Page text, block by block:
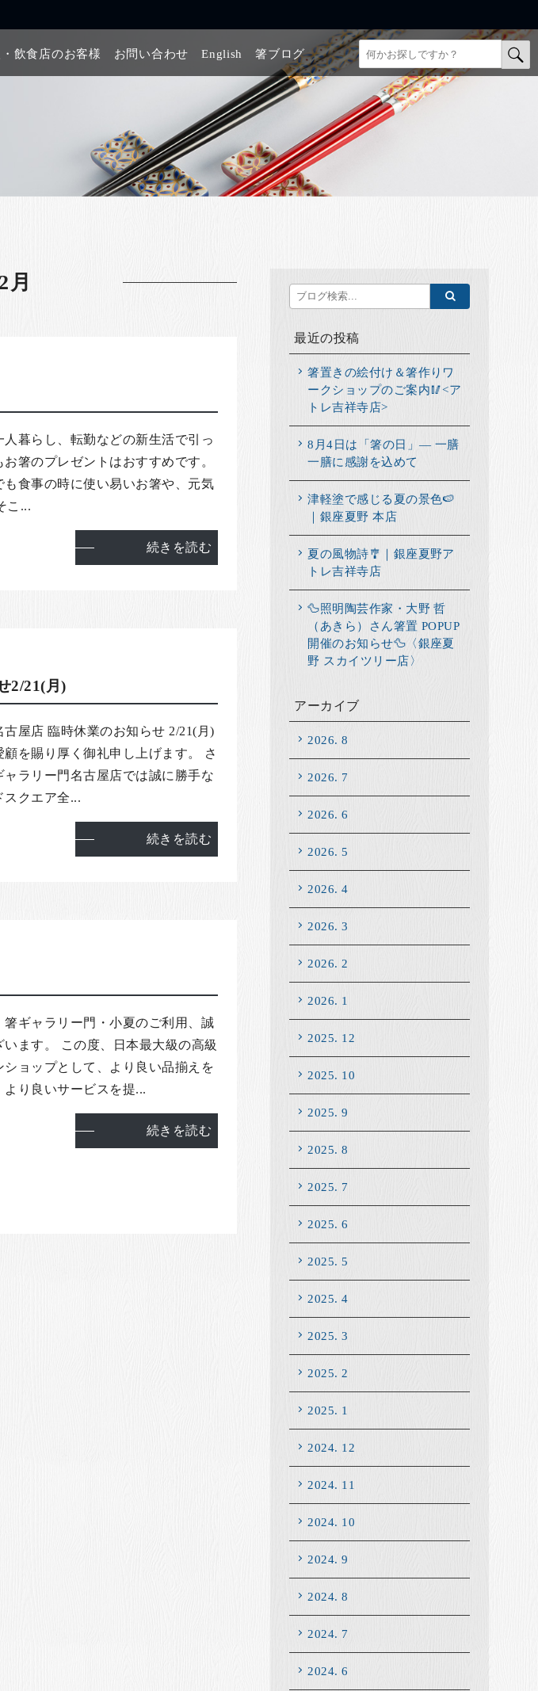
飲食店のお客様 お問い合わせ English 箸ブログ
月
人暮らし、転勤などの新生活で引っ
箸のプレゼントはおすすめです。
も食事の時に使い易いお箸や、元気
こ...
続きを読む
2/21(月)
古屋店 臨時休業のお知らせ 2/21(月)
を賜り厚く御礼申し上げます。 さ
ャラリー門名古屋店では誠に勝手な
スクエア全...
続きを読む
箸ギャラリー門・小夏のご利用、誠
います。 この度、日本最大級の高級
ショップとして、より良い品揃えを
より良いサービスを提...
続きを読む
最近の投稿
箸置きの絵付け＆箸作りワ
ークショップのご案内🥢<ア
トレ吉祥寺店>
8月4日は「箸の日」― 一膳
一膳に感謝を込めて
津軽塗で感じる夏の景色🍉
｜銀座夏野 本店
夏の風物詩🎐｜銀座夏野ア
トレ吉祥寺店
🦆照明陶芸作家・大野 哲
（あきら）さん箸置 POPUP
開催のお知らせ🦆〈銀座夏
野 スカイツリー店〉
アーカイブ
2026. 8
2026. 7
2026. 6
2026. 5
2026. 4
2026. 3
2026. 2
2026. 1
2025. 12
2025. 10
2025. 9
2025. 8
2025. 7
2025. 6
2025. 5
2025. 4
2025. 3
2025. 2
2025. 1
2024. 12
2024. 11
2024. 10
2024. 9
2024. 8
2024. 7
2024. 6